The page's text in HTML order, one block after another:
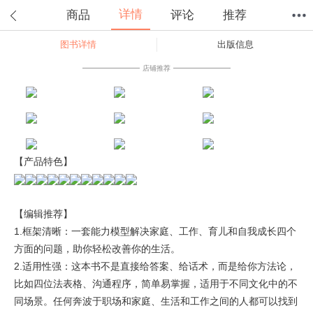
商品 详情 评论 推荐
图书详情 出版信息
店铺推荐
【产品特色】
【编辑推荐】
1.框架清晰：一套能力模型解决家庭、工作、育儿和自我成长四个
方面的问题，助你轻松改善你的生活。
2.适用性强：这本书不是直接给答案、给话术，而是给你方法论，
比如四位法表格、沟通程序，简单易掌握，适用于不同文化中的不
同场景。任何奔波于职场和家庭、生活和工作之间的人都可以找到